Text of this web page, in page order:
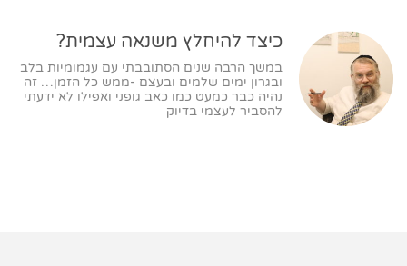
כיצד להיחלץ משנאה עצמית?
במשך הרבה שנים הסתובבתי עם עגמומיות בלב
ובגרון ימים שלמים ובעצם -ממש כל הזמן… זה
נהיה כבר כמעט כמו כאב גופני ואפילו לא ידעתי
להסביר לעצמי בדיוק